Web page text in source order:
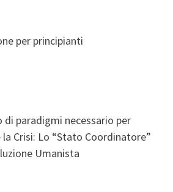
per principianti
di paradigmi necessario per
la Crisi: Lo “Stato Coordinatore”
Umanista